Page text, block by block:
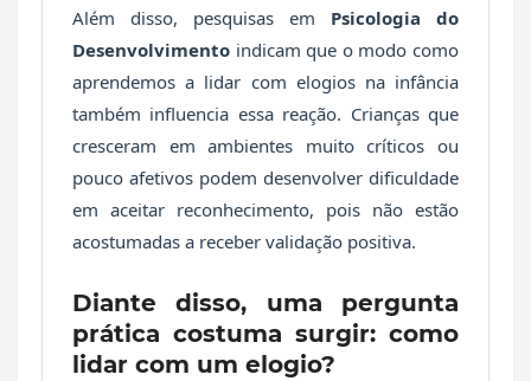
Além disso, pesquisas em Psicologia do
Desenvolvimento indicam que o modo como
aprendemos a lidar com elogios na infância
também influencia essa reação. Crianças que
cresceram em ambientes muito críticos ou
pouco afetivos podem desenvolver dificuldade
em aceitar reconhecimento, pois não estão
acostumadas a receber validação positiva.
Diante disso, uma pergunta
prática costuma surgir: como
lidar com um elogio?